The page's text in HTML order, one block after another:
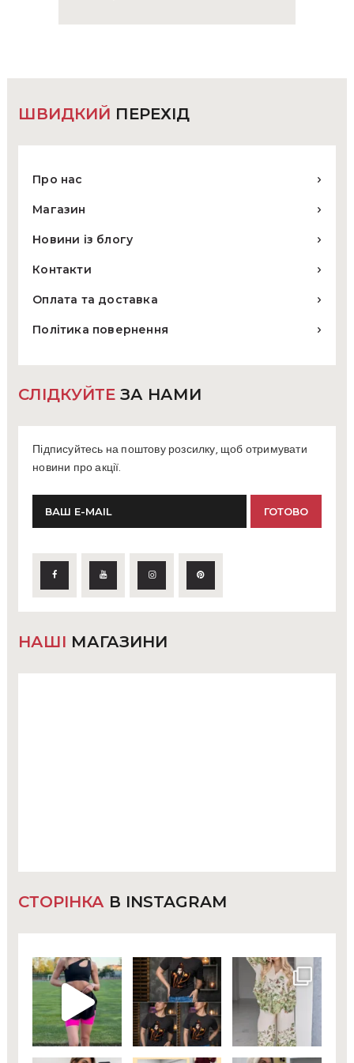
ШВИДКИЙ ПЕРЕХІД
Про нас
Магазин
Новини із блогу
Контакти
Оплата та доставка
Політика повернення
СЛІДКУЙТЕ ЗА НАМИ
Підписуйтесь на поштову розсилку, щоб отримувати
новини про акції.
НАШІ МАГАЗИНИ
СТОРІНКА В INSTAGRAM